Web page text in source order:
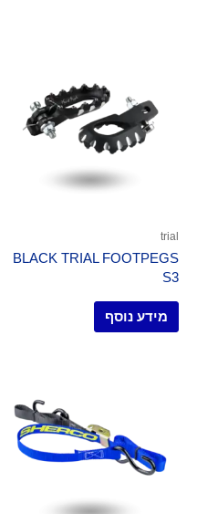
trial
BLACK TRIAL FOOTPEGS
S3
מידע נוסף